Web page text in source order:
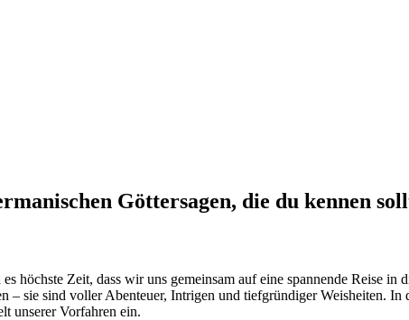
Göttersagen, die du kennen
höchste Zeit, dass wir uns gemeinsam auf eine spannende Reise in
– sie sind voller Abenteuer, Intrigen und tiefgründiger Weisheiten.
unserer Vorfahren ein.